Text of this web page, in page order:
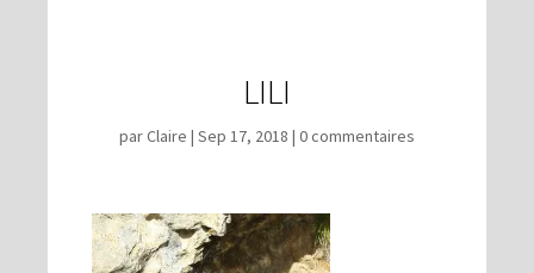
LILI
parClaire | Sep 17, 2018 | 0 commentaires